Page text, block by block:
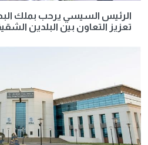
الرئيس السيسي يرحب بملك
تعزيز التعاون بين البلدين